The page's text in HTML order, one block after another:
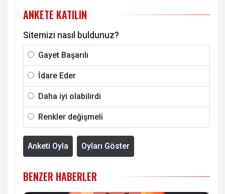
ANKETE KATILIN
Sitemizi nasıl buldunuz?
Gayet Başarılı
İdare Eder
Daha iyi olabilirdi
Renkler değişmeli
Anketi Oyla Oyları Göster
BENZER HABERLER